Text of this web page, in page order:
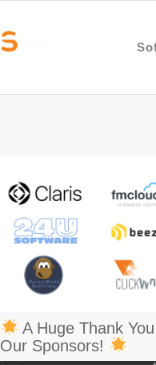
A Huge Thank
Our Sponsors!